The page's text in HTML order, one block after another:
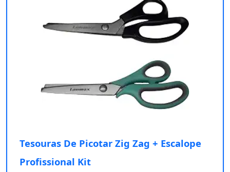
Tesouras De Picotar Zig Zag + Escalope
Profissional Kit